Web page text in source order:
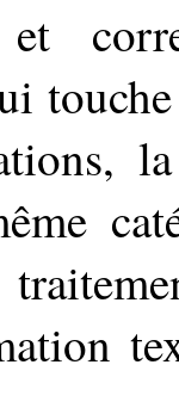
et